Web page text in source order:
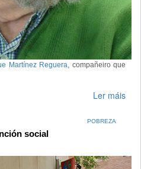
Martínez Reguera , compañeiro que
Ler máis
POBREZA
social